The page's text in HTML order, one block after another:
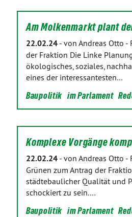
Am Molkenmarkt plant
22.02.24 - von Andreas Otto -
der Fraktion Die Linke
ökologisches, soziales,
eines der interessantesten…
Baupolitik im Parlament
Komplexe Vorgänge
22.02.24 - von Andreas Otto -
Grünen zum Antrag der
städtebaulicher Qualität und
schockiert zu sein.…
Baupolitik im Parlament